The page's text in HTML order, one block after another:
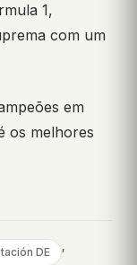
1,
com um
em
os melhores
DE ,